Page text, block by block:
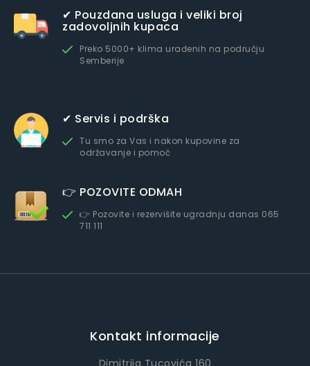
✔ Pouzdana usluga i veliki broj
zadovoljnih kupaca
Preko 5000+ klima urađenih na području
Semberije
✔ Servis i podrška
Tu smo za Vas i nakon kupovine za
održavanje i pomoć
👉 POZOVITE ODMAH
👉 Pozovite i rezervišite ugradnju danas 065
711 111
Kontakt informacije
Dimitrija Tucovića 160